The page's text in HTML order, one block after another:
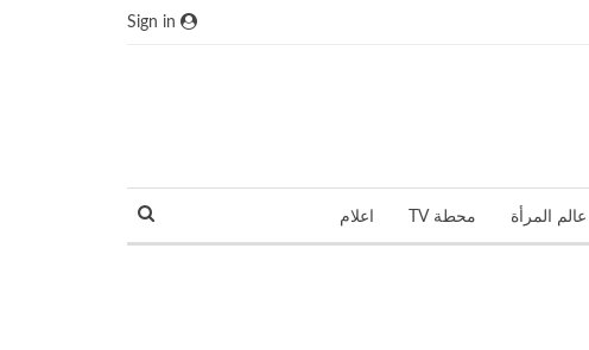
عالم المرأة محطة TV اعلام